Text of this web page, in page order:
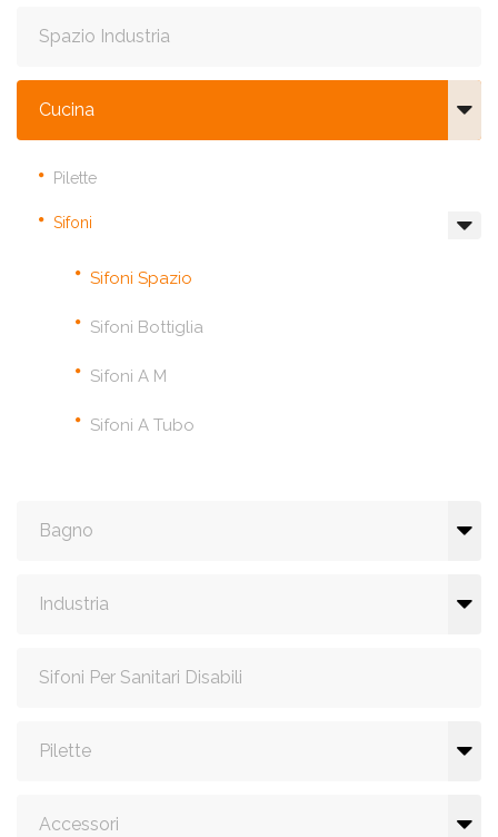
Spazio Industria
Cucina
Pilette
Sifoni
Sifoni Spazio
Sifoni Bottiglia
Sifoni A M
Sifoni A Tubo
Bagno
Industria
Sifoni Per Sanitari Disabili
Pilette
Accessori